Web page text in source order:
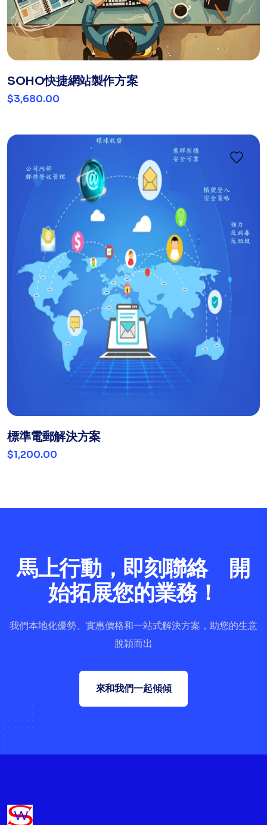
SOHO快捷網站製作方案
$3,680.00
標準電郵解決方案
$1,200.00
馬上行動，即刻聯絡 開
始拓展您的業務！
我們本地化優勢、實惠價格和一站式解決方案，助您的生意
脫穎而出
來和我們一起傾傾